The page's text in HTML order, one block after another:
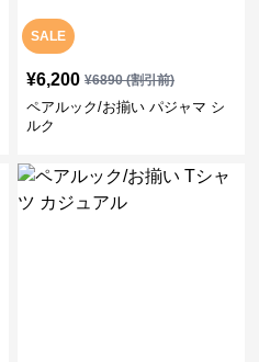
SALE
¥6,200 ¥6890(割引前)
ペアルック/お揃い パジャマ シ
ルク